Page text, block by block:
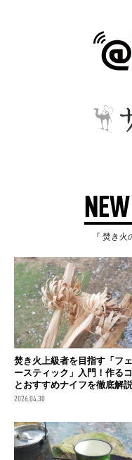
『 焚き
焚き火上級者を目指す「フ
ースティック」入門！作る
とおすすめナイフを徹底解説
2026.04.30